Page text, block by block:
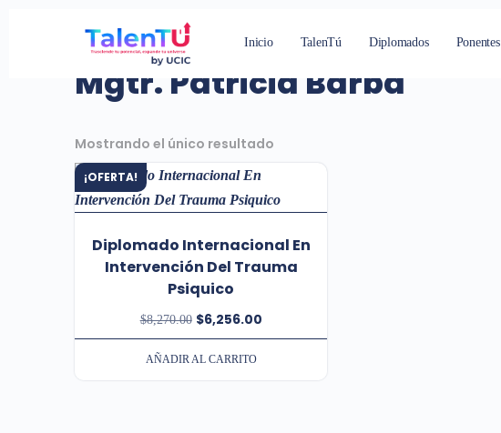
Inicio TalenTú Diplomados Ponentes
Inicio/Tienda / Productos etiquetados “Mgtr. Patricia Barba”
Mgtr. Patricia Barba
Mostrando el único resultado
¡OFERTA!
Diplomado Internacional En
Intervención Del Trauma
Psiquico
$8,270.00 $6,256.00
AÑADIR AL CARRITO